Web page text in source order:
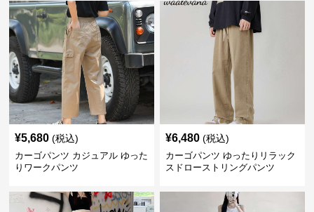
¥5,680 (税込)
カーゴパンツ カジュアル ゆった
りワークパンツ
¥6,480 (税込)
カーゴパンツ ゆったりリラック
スドローストリングパンツ